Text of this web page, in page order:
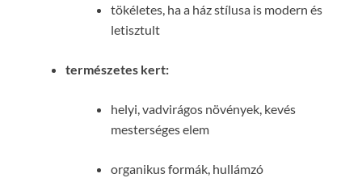
tökéletes, ha a ház stílusa is modern és
letisztult
természetes kert:
helyi, vadvirágos növények, kevés
mesterséges elem
organikus formák, hullámzó